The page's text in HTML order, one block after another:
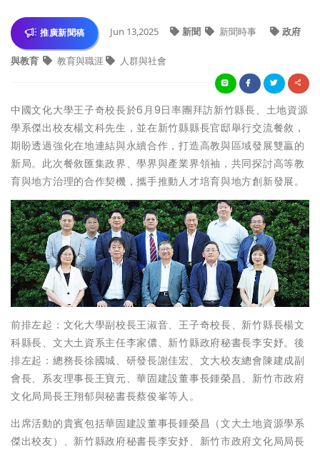
推廣新聞稿 Jun 13,2025 新聞 新聞時事 政府
與教育 教育與職涯 人群與社會
中國文化大學王子奇校長於6月9日率團拜訪新竹縣長、土地資源
學系傑出校友楊文科先生，並在新竹縣縣長官邸舉行交流餐敘，
期盼透過強化在地連結與永續合作，打造高教與區域發展雙贏的
新局。此次餐敘匯集政界、學界與產業界領袖，共同探討高等教
育與地方治理的合作契機，攜手推動人才培育與地方創新發展。
前排左起：文化大學副校長王淑音、王子奇校長、新竹縣長楊文
科縣長、文大土資系主任李家儂、新竹縣政府秘書長李安妤。後
排左起：總務長徐國城、研發長謝佳宏、文大校友總會陳建成副
會長、系友理事長王寶元、華固建設董事長鍾榮昌、新竹市政府
文化局局長王翔郁與秘書長蔡俊峯等人。
出席活動的貴賓包括華固建設董事長鍾榮昌（文大土地資源學系
傑出校友）、新竹縣政府秘書長李安妤、新竹市政府文化局局長